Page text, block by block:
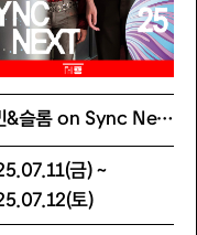
레이 참여단체 공연
시 차액 지불
수민&슬롬 on Sync Next 25
금) ~
토)